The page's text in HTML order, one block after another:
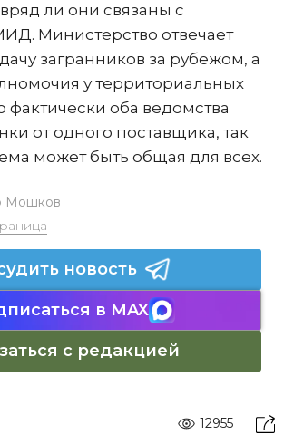
ли они связаны с
Министерство отвечает
загранников за рубежом, а
у территориальных
оба ведомства
от одного поставщика, так
может быть общая для всех.
Мошков
новость
в MAX
с редакцией
12955